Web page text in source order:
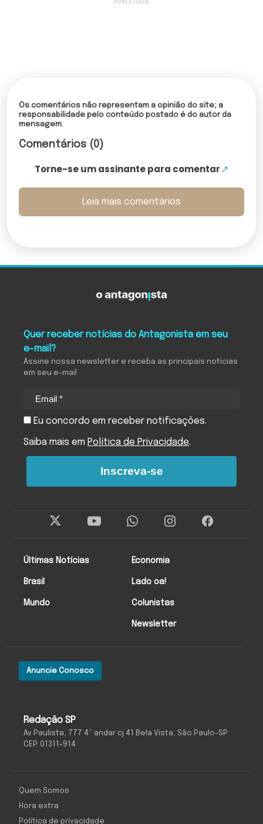
Os comentários não representam a opinião do site; a
responsabilidade pelo conteúdo postado é do autor da
mensagem.
Comentários (0)
Torne-se um assinante para comentar
Leia mais comentários
Redação SP
Av Paulista, 777 4º andar cj 41 Bela Vista, São Paulo-SP
CEP: 01311-914
Anuncie Conosco
Últimas Notícias
Brasil
Mundo
Economia
Lado oa!
Colunistas
Newsletter
Quer receber notícias do Antagonista em seu
e-mail?
Assine nossa newsletter e receba as principais notícias
em seu e-mail
Eu concordo em receber notificações.
Saiba mais em Política de Privacidade.
Inscreva-se
Quem Somos
Hora extra
Política de privacidade